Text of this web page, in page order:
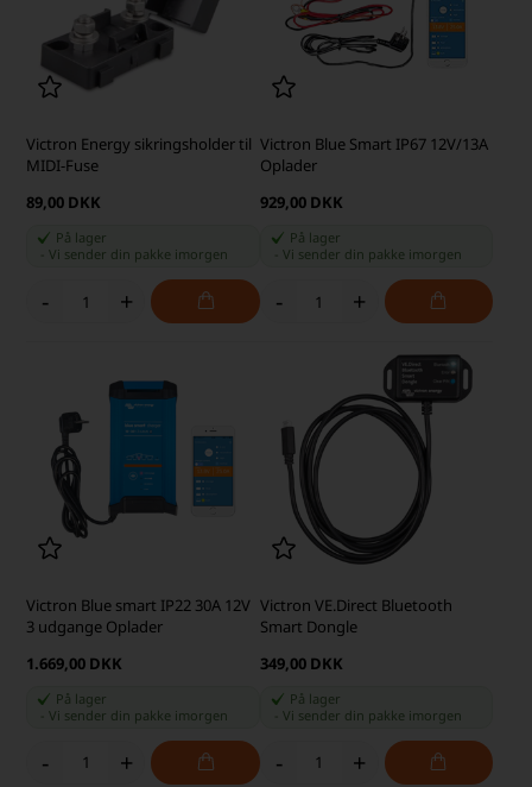
Victron Energy sikringsholder til
MIDI-Fuse
89,00 DKK
På lager
-Vi sender din pakke imorgen
- +
Victron Blue Smart IP67 12V/13A
Oplader
929,00 DKK
På lager
Vi sender din pakke imorgen
- +
Victron Blue smart IP22 30A 12V
3 udgange Oplader
1.669,00 DKK
På lager
-Vi sender din pakke imorgen
- +
Victron VE.Direct Bluetooth
Smart Dongle
349,00 DKK
På lager
Vi sender din pakke imorgen
- +